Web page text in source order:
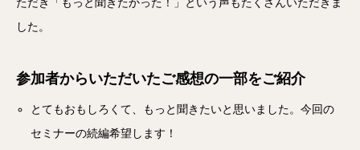
した。
参加者からいただいたご感想の一部をご紹介
とてもおもしろくて、もっと聞きたいと思いました。今回の
セミナーの続編希望します！